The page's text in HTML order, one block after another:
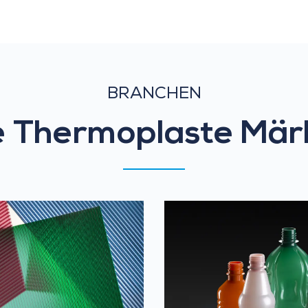
BRANCHEN
Thermoplaste